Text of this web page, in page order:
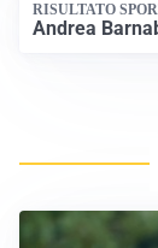
RISULTATO
Andrea